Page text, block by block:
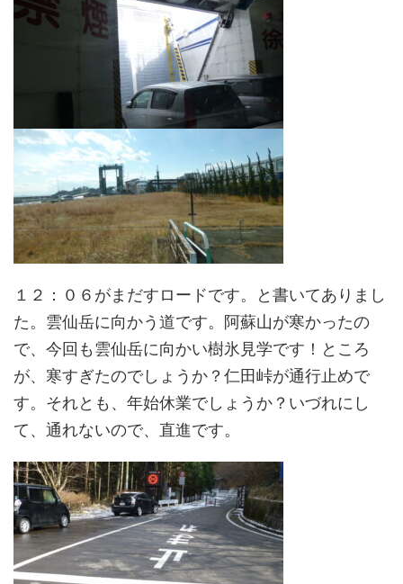
１２：０６がまだすロードです。と書いてありまし
た。雲仙岳に向かう道です。阿蘇山が寒かったの
で、今回も雲仙岳に向かい樹氷見学です！ところ
が、寒すぎたのでしょうか？仁田峠が通行止めで
す。それとも、年始休業でしょうか？いづれにし
て、通れないので、直進です。